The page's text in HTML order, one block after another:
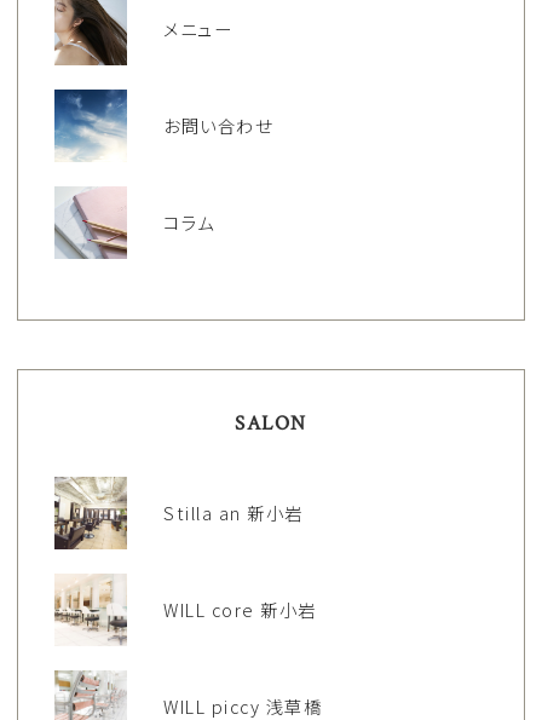
メニュー
お問い合わせ
コラム
SALON
Stilla an 新小岩
WILL core 新小岩
WILL piccy 浅草橋